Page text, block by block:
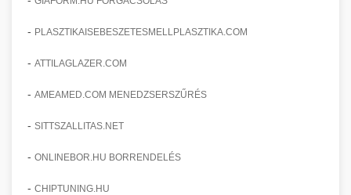
- PLASZTIKAISEBESZETESMELLPLASZTIKA.COM
- ATTILAGLAZER.COM
- AMEAMED.COM MENEDZSERSZŰRÉS
- SITTSZALLITAS.NET
- ONLINEBOR.HU BORRENDELÉS
- CHIPTUNING.HU